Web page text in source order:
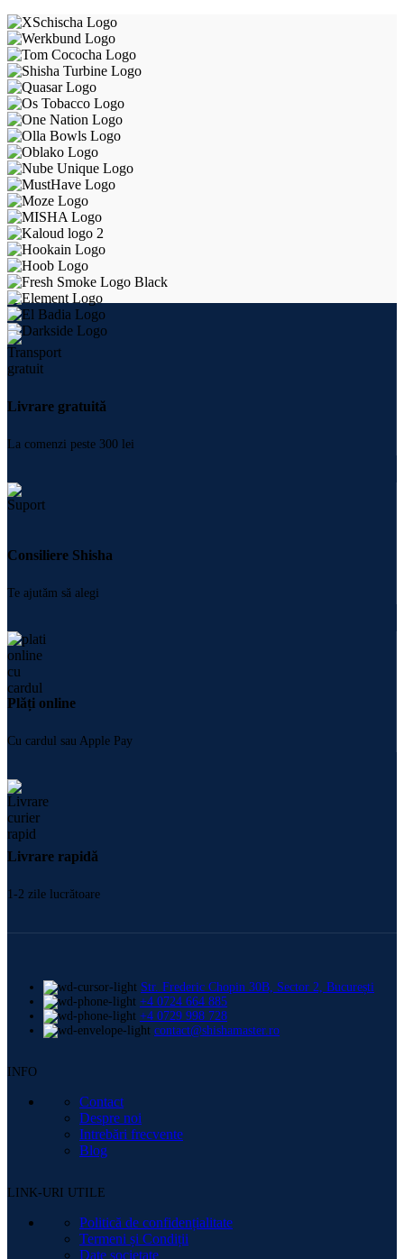
Livrare gratuită
La comenzi peste 300 lei
Consiliere Shisha
Te ajutăm să alegi
Plăți online
Cu cardul sau Apple Pay
Livrare rapidă
1-2 zile lucrătoare
Str. Frederic Chopin 30B, Sector 2, București
+4 0724 664 885
+4 0729 998 728
contact@shishamaster.ro
INFO
Contact
Despre noi
Intrebări frecvente
Blog
LINK-URI UTILE
Politică de confidențialitate
Termeni și Condiții
Date societate